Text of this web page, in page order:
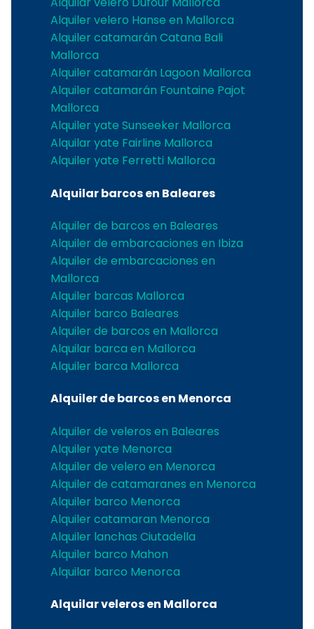
Alquiler velero Hanse en Mallorca
Alquiler catamarán Catana Bali
Mallorca
Alquiler catamarán Lagoon Mallorca
Alquiler catamarán Fountaine Pajot
Mallorca
Alquiler yate Sunseeker Mallorca
Alquilar yate Fairline Mallorca
Alquiler yate Ferretti Mallorca
Alquilar barcos en Baleares
Alquiler de barcos en Baleares
Alquiler de embarcaciones en Ibiza
Alquiler de embarcaciones en
Mallorca
Alquiler barcas Mallorca
Alquiler barco Baleares
Alquiler de barcos en Mallorca
Alquilar barca en Mallorca
Alquiler barca Mallorca
Alquiler de barcos en Menorca
Alquiler de veleros en Baleares
Alquiler yate Menorca
Alquiler de velero en Menorca
Alquiler de catamaranes en Menorca
Alquiler barco Menorca
Alquiler catamaran Menorca
Alquiler lanchas Ciutadella
Alquiler barco Mahon
Alquilar barco Menorca
Alquilar veleros en Mallorca